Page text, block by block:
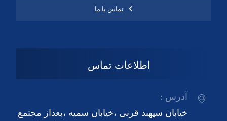
تماس با ما
اطلاعات تماس
آدرس :
خیابان سپهبد قرنی ،خیابان سمیه ،بعداز مجتمع